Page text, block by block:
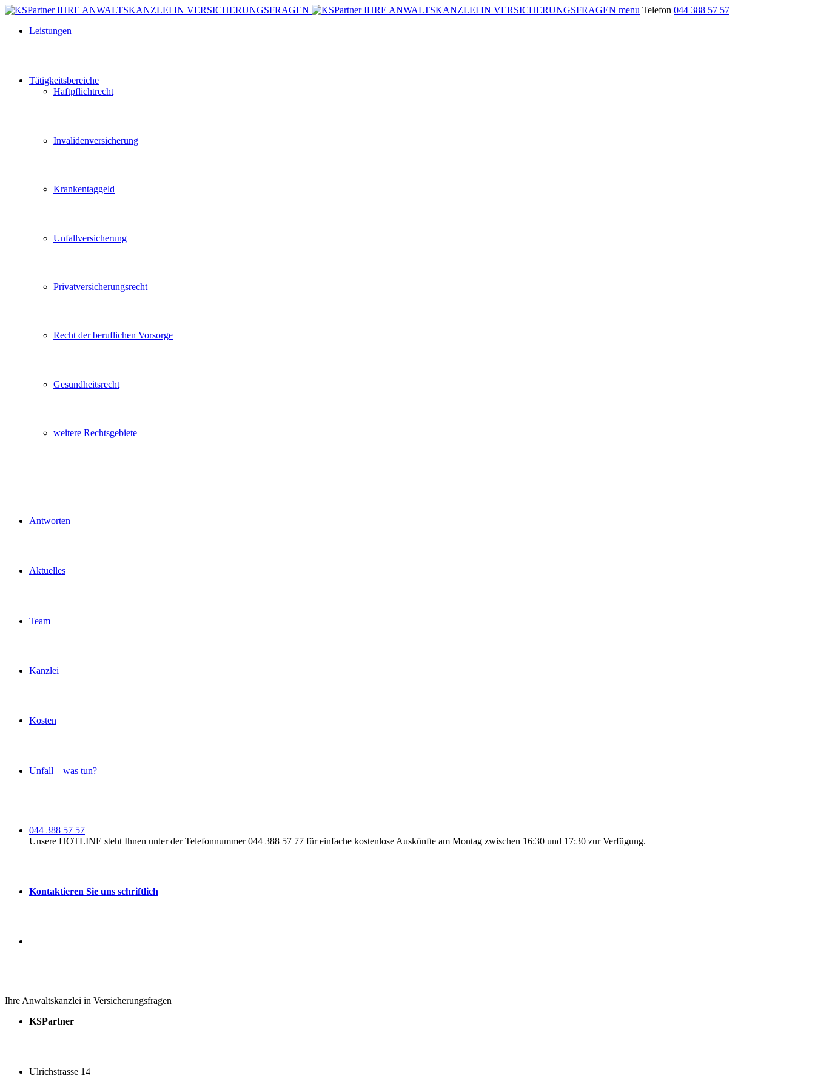
menu Telefon 044 388 57 57
Leistungen
Tätigkeitsbereiche
Haftpflichtrecht
Invalidenversicherung
Krankentaggeld
Unfallversicherung
Privatversicherungsrecht
Recht der beruflichen Vorsorge
Gesundheitsrecht
weitere Rechtsgebiete
Antworten
Aktuelles
Team
Kanzlei
Kosten
Unfall – was tun?
044 388 57 57
Unsere HOTLINE steht Ihnen unter der Telefonnummer 044 388 57 77 für einfache kostenlose Auskünfte am Montag zwischen 16:30 und 17:30 zur Verfügung.
Kontaktieren Sie uns schriftlich
Ihre Anwaltskanzlei in Versicherungsfragen
KSPartner
Ulrichstrasse 14